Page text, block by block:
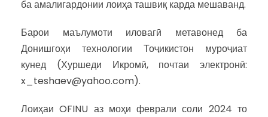
ба амалигардонии лоиҳа ташвиқ карда мешаванд.
Барои маълумоти иловагӣ метавонед ба
Донишгоҳи технологии Тоҷикистон муроҷиат
кунед (Хуршеди Икромӣ, почтаи электронӣ:
x_teshaev@yahoo.com).
Лоиҳаи OFINU аз моҳи феврали соли 2024 то